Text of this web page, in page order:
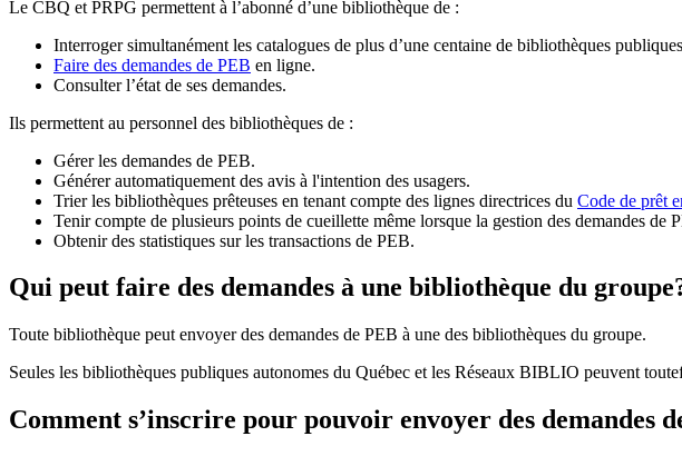
Le CBQ et PRPG permettent à l’abonné d’une bibliothèque de :
Interroger simultanément les catalogues de plus d’une centaine de bibliothèques
Faire des demandes de PEB en ligne.
Consulter l’état de ses demandes.
Ils permettent au personnel des bibliothèques de :
Gérer les demandes de PEB.
Générer automatiquement des avis à l'intention des usagers.
Trier les bibliothèques prêteuses en tenant compte des lignes directrices du Code de prêt
Tenir compte de plusieurs points de cueillette même lorsque la gestion des demandes de
Obtenir des statistiques sur les transactions de PEB.
Qui peut faire des demandes à une bibliothèque du
Toute bibliothèque peut envoyer des demandes de PEB à une des bibliothèques du groupe.
Seules les bibliothèques publiques autonomes du Québec et les Réseaux BIBLIO peuvent
Comment s’inscrire pour pouvoir envoyer des demandes